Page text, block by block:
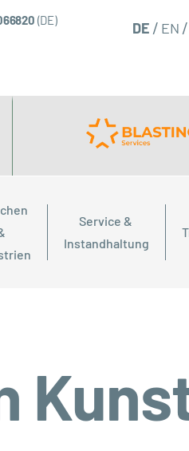
(DE) DE EN
Service &
Instandhaltung